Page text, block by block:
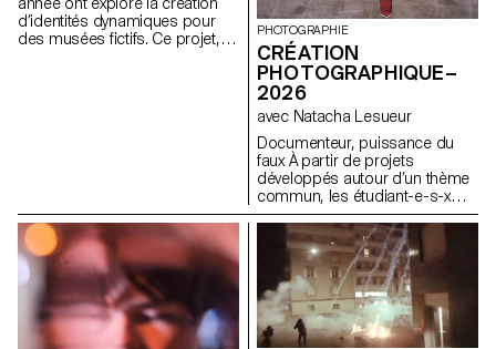
cartes de visite ainsi qu'une
affiche animée.
année ont exploré la création
d’identités dynamiques pour
des musées fictifs. Ce projet,
PHOTOGRAPHIE
CRÉATION
PHOTOGRAPHIQUE–
2026
avec Natacha Lesueur
Documenteur, puissance du
faux À partir de projets
développés autour d’un thème
commun, les étudiant-e-s-x
développent un travail
personnel et approfondi autour
de la thématique du faux-
semblant. Iels construisent un
projet qui joue avec les limites
de la véracité de la
photographie et l'utilisant
comme artifice du mensonge.